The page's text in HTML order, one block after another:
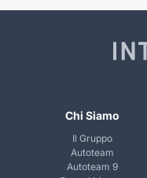
Chi Siamo
Il Gruppo
Autoteam
Autoteam 9